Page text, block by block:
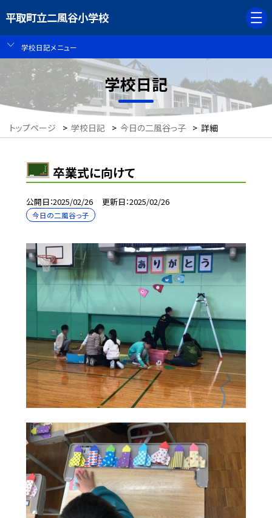
平取町立二風谷小学校
学校日記メニュー
学校日記
トップページ > 学校日記 > 今日の二風谷っ子 > 詳細
卒業式に向けて
公開日 2025/02/26 更新日 2025/02/26
今日の二風谷っ子